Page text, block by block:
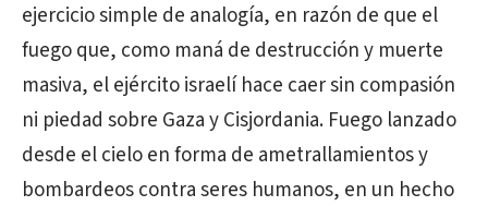
ejercicio simple de analogía, en razón de que el
fuego que, como maná de destrucción y muerte
masiva, el ejército israelí hace caer sin compasión
ni piedad sobre Gaza y Cisjordania. Fuego lanzado
desde el cielo en forma de ametrallamientos y
bombardeos contra seres humanos, en un hecho